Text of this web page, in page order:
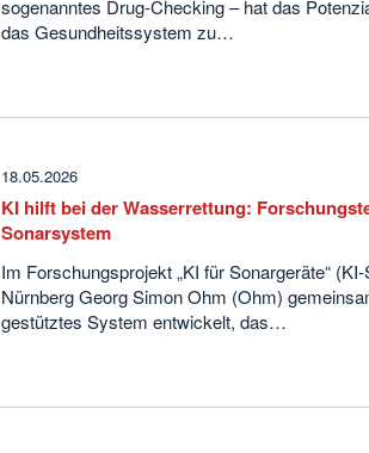
sogenanntes Drug-Checking – hat das
das Gesundheitssystem zu…
18.05.2026
KI hilft bei der Wasserrettung:
Sonarsystem
Im Forschungsprojekt „KI für Sonargeräte“
Nürnberg Georg Simon Ohm (Ohm)
gestütztes System entwickelt, das…